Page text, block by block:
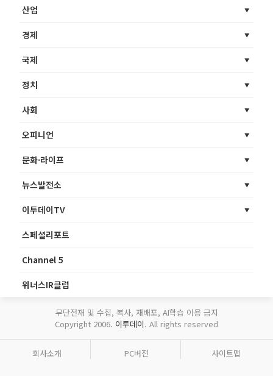
산업
경제
국제
정치
사회
오피니언
문화·라이프
뉴스발전소
이투데이TV
스페셜리포트
Channel 5
위너스IR클럽
무단전재 및 수집, 복사, 재배포, AI학습 이용 금지
Copyright 2006. 이투데이. All rights reserved
회사소개 PC버전 사이트맵